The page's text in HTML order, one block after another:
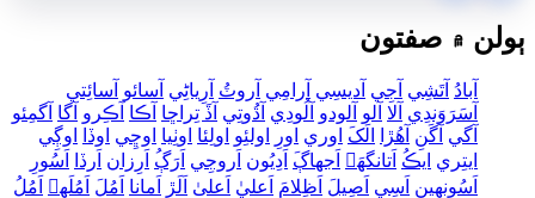
ٻولن ۾ صفتون
آبادُ آتَشِي آجِي آديسِي آرامِي آروٽُ آرِياڻِي آسائو آسائِتي
آسَرَوَندِي آلا آلو آلودو آلُودِي آڌُوتِي آڏَ تِراڇا آڪا آڪِرو آگا آگمِئو
آگي آگَنِ آھُڙا الَکَ اوري اورِ اولئِو اولِئا اوٺِيا اوڇِي اوڏا
اوڳِي
ايتِري ايڪُ اَتانگهَہ اَجهاڳَ اَدِيُون اَروجِي اَرَڳُ اَرِزان اَرڏا
اَسُورِ
اَسُونھِين اَسِي اَصِيلَ اَظِلامَ اَعليٰ اَعلیٰ اَلَڙِ اَمانا اَمُلَ اَمُلَهہ
اَمُلُ